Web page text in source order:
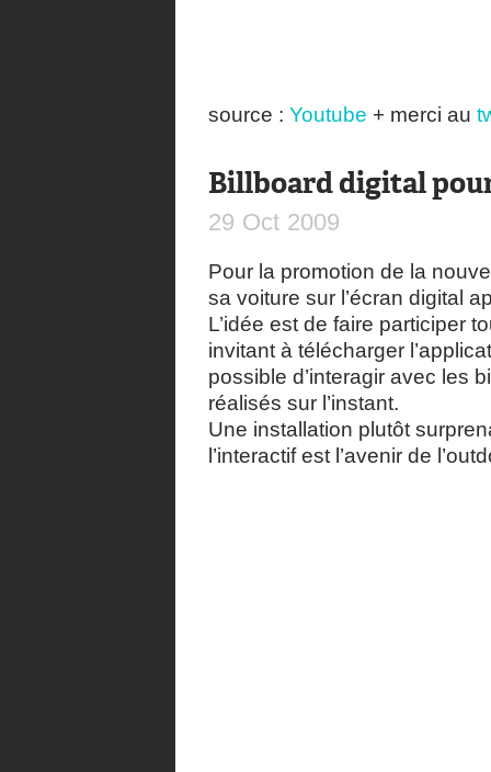
source : Youtube + merci au
Billboard digital
29 Oct 2009
Pour la promotion de la
sa voiture sur l’écran digital
L’idée est de faire participer
invitant à télécharger
possible d’interagir avec les
réalisés sur l’instant.
Une installation plutôt
l’interactif est l’avenir de